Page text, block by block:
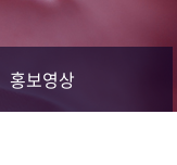
홍보영상